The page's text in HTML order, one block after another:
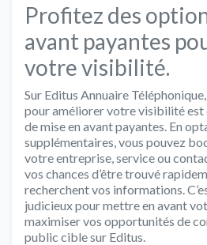
Profitez des
avant payantes
votre visibilité.
Sur Editus Annuaire
pour améliorer votre visibilité
de mise en avant payantes. En
supplémentaires, vous pouvez
votre entreprise, service ou
vos chances d’être trouvé
recherchent vos informations.
judicieux pour mettre en avant
maximiser vos opportunités de
public cible sur Editus.